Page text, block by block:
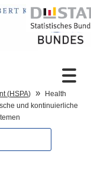
(HSPA)
Health
und kontinuierliche